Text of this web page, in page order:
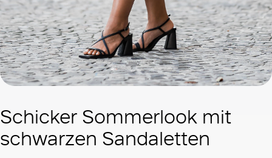
Schicker Sommerlook mit
schwarzen Sandaletten